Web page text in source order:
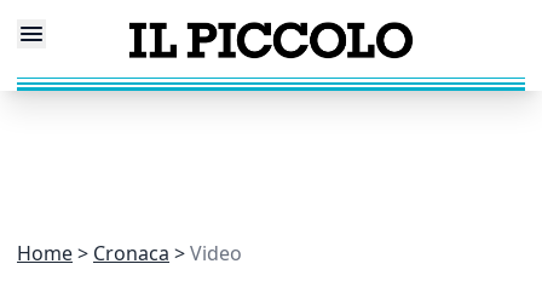
Home Cronaca Video